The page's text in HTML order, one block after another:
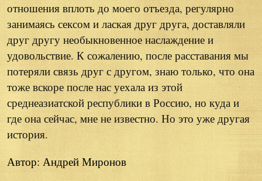
отношения вплоть до моего отъезда, регулярно
занимаясь сексом и лаская друг друга, доставляли
друг другу необыкновенное наслаждение и
удовольствие. К сожалению, после расставания мы
потеряли связь друг с другом, знаю только, что она
тоже вскоре после нас уехала из этой
среднеазиатской республики в Россию, но куда и
где она сейчас, мне не известно. Но это уже другая
история.
Автор: Андрей Миронов